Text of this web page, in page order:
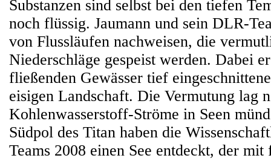
Substanzen sind selbst bei den tiefen
noch flüssig. Jaumann und sein DLR-
von Flussläufen nachweisen, die
Niederschläge gespeist werden. Dabei
fließenden Gewässer tief
eisigen Landschaft. Die Vermutung lag
Kohlenwasserstoff-Ströme in Seen
Südpol des Titan haben die
Teams 2008 einen See entdeckt, der mit